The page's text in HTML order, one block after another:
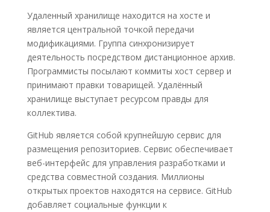
Удаленный хранилище находится на хосте и
является центральной точкой передачи
модификациями. Группа синхронизирует
деятельность посредством дистанционное архив.
Программисты посылают коммиты хост сервер и
принимают правки товарищей. Удалённый
хранилище выступает ресурсом правды для
коллектива.
GitHub является собой крупнейшую сервис для
размещения репозиториев. Сервис обеспечивает
веб-интерфейс для управления разработками и
средства совместной создания. Миллионы
открытых проектов находятся на сервисе. GitHub
добавляет социальные функции к